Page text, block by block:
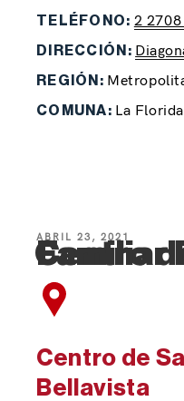
TELÉFONO: 2
DIRECCIÓN:
REGIÓN:
COMUNA: La Florida
ABRIL 23, 2021
Centro de
Centro de
Bellavista